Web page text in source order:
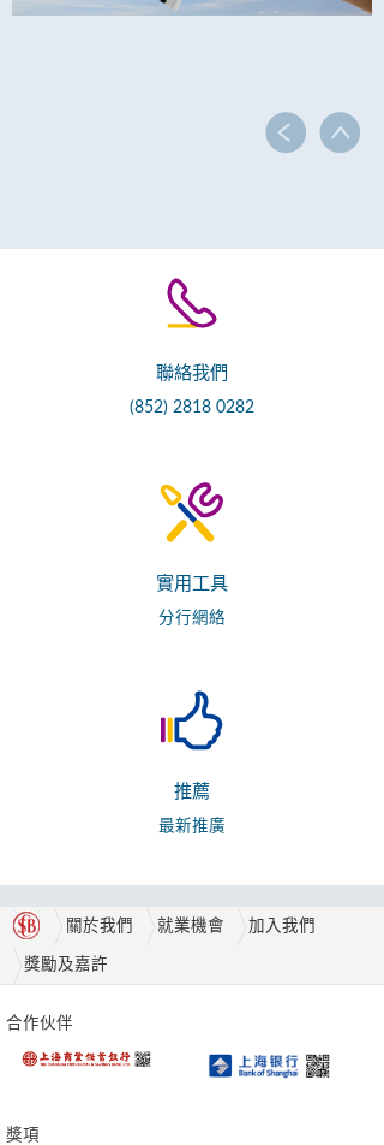
聯絡我們
(852) 2818 0282
實用工具
分行網絡
推薦
最新推廣
關於我們 就業機會 加入我們
獎勵及嘉許
合作伙伴
獎項